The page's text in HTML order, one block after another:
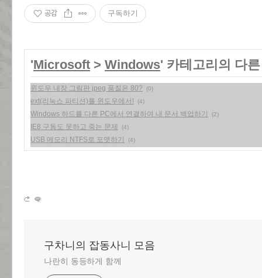
공감 구독하기
'Microsoft > Windows' 카테고리의 다
윈도우 내장 그림판 jpeg 품질은 80? (0)
ext(리눅스 파티션)를 윈도우에서! (4)
Windows 하드를 다른 PC에서 연결하여 내 문서 백업하기 (2)
IE8 구동도 못하고 죽는 문제 (4)
USB 메모리 NTFS로 포맷하기 (4)
구차니의 잡동사니 모음
나란히 동등하게 함께